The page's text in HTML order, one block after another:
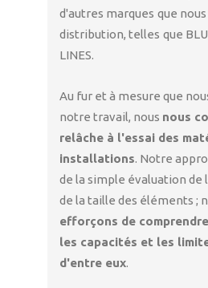
d'autres marques que
distribution, telles que
LINES.
Au fur et à mesure que
notre travail, nous nous
relâche à l'essai des
installations. Notre
de la simple évaluation de
de la taille des éléments ;
efforçons de
les capacités et les
d'entre eux.